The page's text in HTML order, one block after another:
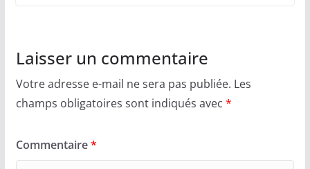
Laisser un commentaire
Votre adresse e-mail ne sera pas publiée. Les
champs obligatoires sont indiqués avec *
Commentaire*